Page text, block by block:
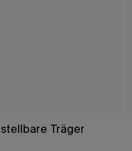
Träger